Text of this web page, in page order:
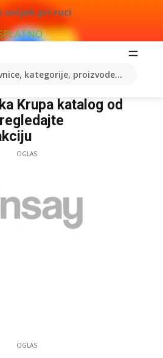
uvijek pri ruci
kategorije, proizvode...
Krupa
Krupa katalog od
OGLAS
OGLAS